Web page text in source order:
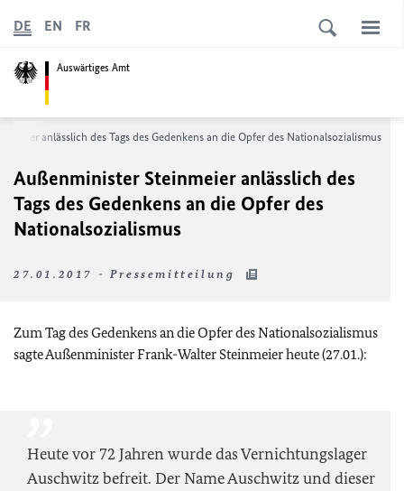
Auswärtiges Amt
DE EN FR
anlässlich des Tags des Gedenkens an die Opfer des Nationalsozialismus
Außenminister Steinmeier anlässlich des
Tags des Gedenkens an die Opfer des
Nationalsozialismus
27.01.2017 - Pressemitteilung
Zum Tag des Gedenkens an die Opfer des Nationalsozialismus
sagte Außenminister Frank-Walter Steinmeier heute (27.01.):
Heute vor 72 Jahren wurde das Vernichtungslager
Auschwitz befreit. Der Name Auschwitz und dieser